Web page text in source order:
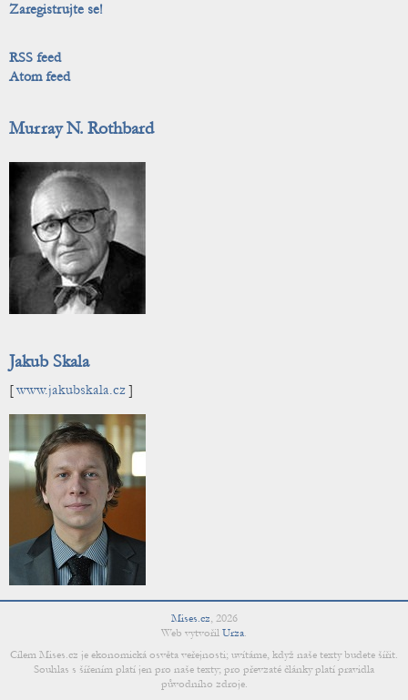
Zaregistrujte se!
RSS feed
Atom feed
Murray N. Rothbard
Jakub Skala
[www.jakubskala.cz]
Mises.cz, 2026
Web vytvořil Urza.
Cílem Mises.cz je ekonomická osvěta veřejnosti; uvítáme, když naše texty budete šířit.
Souhlas s šířením platí jen pro naše texty; pro převzaté články platí pravidla
původního zdroje.